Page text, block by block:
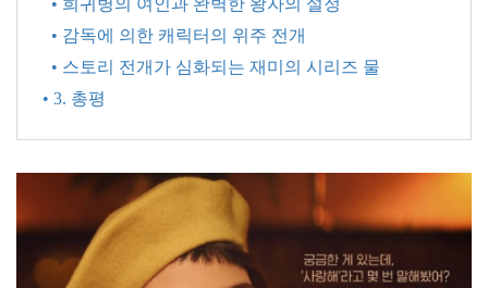
• 희귀병의 여인과 완벽한 왕자의 설정
• 감독에 의한 캐릭터의 위주 전개
• 스토리 전개가 심화되는 재미의 시리즈 물
• 3. 총평